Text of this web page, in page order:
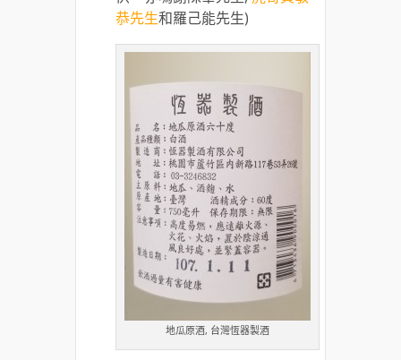
恭先生和羅己能先生)
地瓜原酒, 台灣恆器製酒